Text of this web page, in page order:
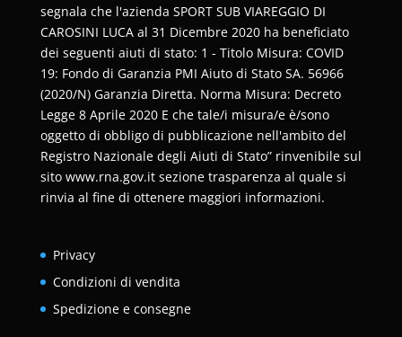
segnala che l'azienda SPORT SUB VIAREGGIO DI
CAROSINI LUCA al 31 Dicembre 2020 ha beneficiato
dei seguenti aiuti di stato: 1 - Titolo Misura: COVID
19: Fondo di Garanzia PMI Aiuto di Stato SA. 56966
(2020/N) Garanzia Diretta. Norma Misura: Decreto
Legge 8 Aprile 2020 E che tale/i misura/e è/sono
oggetto di obbligo di pubblicazione nell'ambito del
Registro Nazionale degli Aiuti di Stato” rinvenibile sul
sito www.rna.gov.it sezione trasparenza al quale si
rinvia al fine di ottenere maggiori informazioni.
Privacy
Condizioni di vendita
Spedizione e consegne